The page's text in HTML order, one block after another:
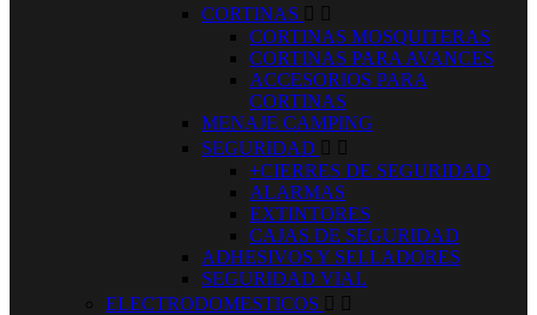
CORTINAS  
CORTINAS MOSQUITERAS
CORTINAS PARA AVANCES
ACCESORIOS PARA
CORTINAS
MENAJE CAMPING
SEGURIDAD  
+CIERRES DE SEGURIDAD
ALARMAS
EXTINTORES
CAJAS DE SEGURIDAD
ADHESIVOS Y SELLADORES
SEGURIDAD VIAL
ELECTRODOMESTICOS  